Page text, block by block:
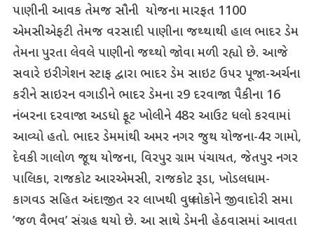
પાણીની આવક તેમજ સૌની યોજના મારફત 1100
એમસીએફટી તેમજ વરસાદી પાણીના જથ્થાથી હાલ ભાદર ડેમ
તેમના પુરતા લેવલે પાણીનો જથ્થો જોવા મળી રહ્યો છે. આજે
સવારે ઇરીગેશન સ્ટાફ દ્વારા ભાદર ડેમ સાઇટ ઉપર પૂજા-અર્ચના
કરીને સાઇરન વગાડીને ભાદર ડેમના ર9 દરવાજા પૈકીના 16
નંબરના દરવાજા અડધો ફૂટ ખોલીને 48ર આઉટ ધલો કરવામાં
આવ્યો હતો. ભાદર ડેમમાંથી અમર નગર જુથ યોજના-4ર ગામો,
દેવકી ગાલોળ જૂથ યોજના, વિરપુર ગ્રામ પંચાયત, જેતપુર નગર
પાલિકા, રાજકોટ આરએમસી, રાજકોટ રૂડા, ખોડલધામ-
કાગવડ સહિત અંદાજીત રર લાખથી વધુ લોકોને જીવાદોરી સમા
’જળ વૈભવ’ સંગ્રહ થયો છે. આ સાથે ડેમની હેઠવાસમાં આવતા